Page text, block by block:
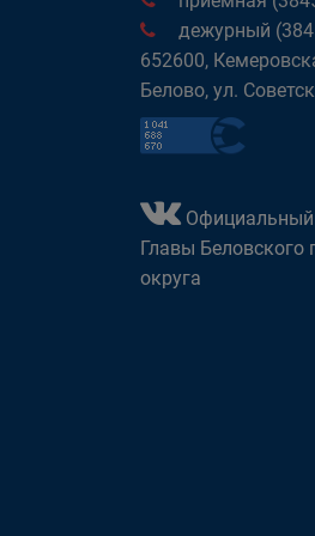
дежурный
652600,
Белово, ул.
Официальный
Главы Беловского
округа